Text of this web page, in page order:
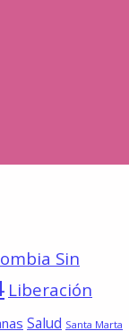
Sin
Liberación
Salud Santa Marta